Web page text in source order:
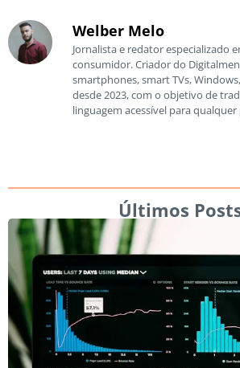
Welber Melo
Jornalista e redator especializado
consumidor. Criador do
smartphones, smart TVs,
desde 2023, com o objetivo de
linguagem acessível para qualquer
Últimos